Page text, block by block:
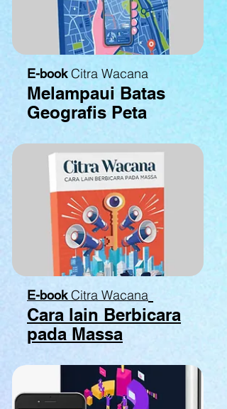
E-book Citra Wacana
Melampaui Batas
Geografis Peta
E-book Citra Wacana
Cara lain Berbicara
pada Massa